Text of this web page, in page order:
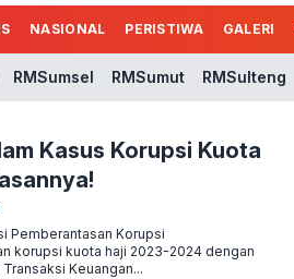
NASIONAL PERISTIWA GALERI
RMSumsel RMSumut RMSulteng
Kasus Korupsi Kuota
Pemberantasan Korupsi
korupsi kuota haji 2023-2024 dengan
Keuangan...